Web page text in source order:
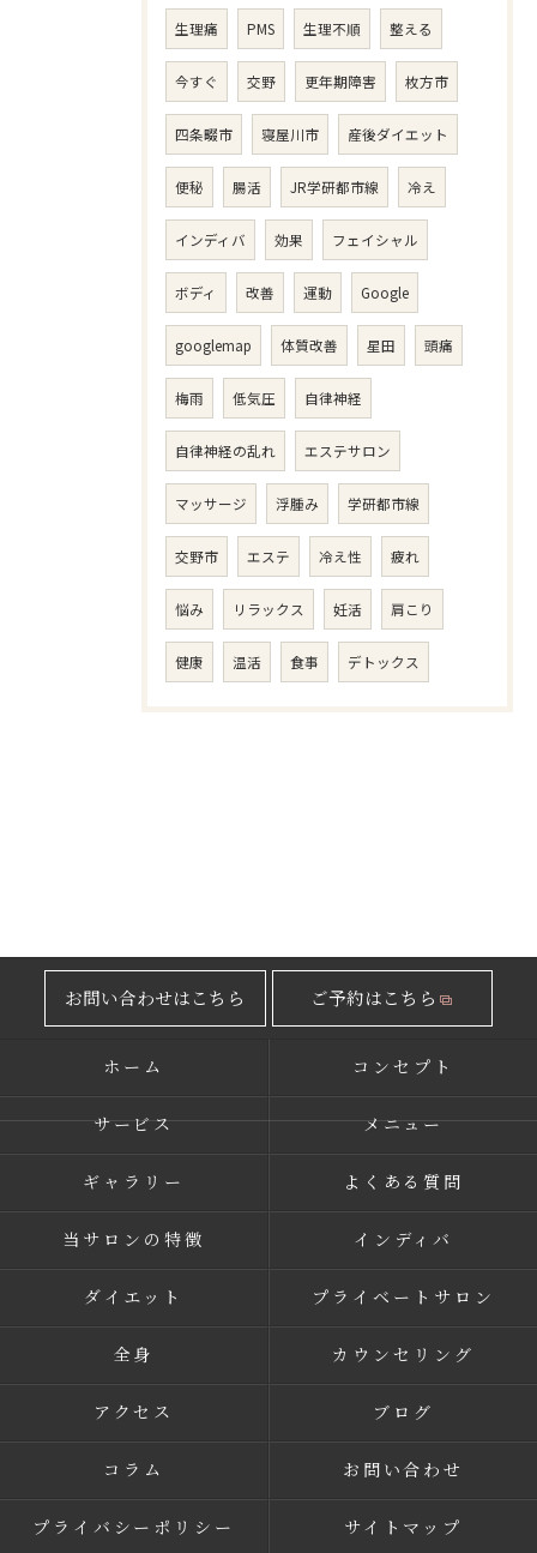
生理痛 PMS 生理不順 整える
今すぐ 交野 更年期障害 枚方市
四条畷市 寝屋川市 産後ダイエット
便秘 腸活 JR学研都市線 冷え
インディバ 効果 フェイシャル
ボディ 改善 運動 Google
googlemap 体質改善 星田 頭痛
梅雨 低気圧 自律神経
自律神経の乱れ エステサロン
マッサージ 浮腫み 学研都市線
交野市 エステ 冷え性 疲れ
悩み リラックス 妊活 肩こり
健康 温活 食事 デトックス
お問い合わせはこちら ご予約はこちら
ホーム コンセプト
サービス メニュー
ギャラリー よくある質問
当サロンの特徴 インディバ
ダイエット プライベートサロン
全身 カウンセリング
アクセス ブログ
コラム お問い合わせ
プライバシーポリシー サイトマップ